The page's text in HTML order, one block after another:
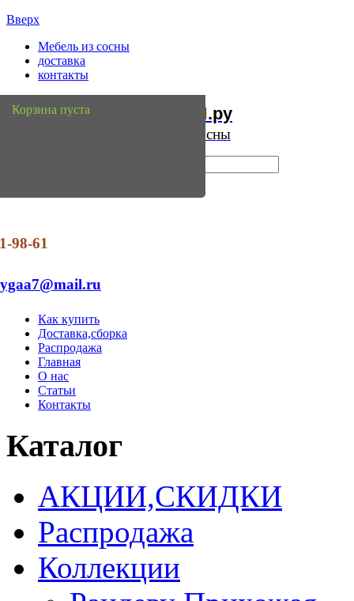
Вверх
Мебель из сосны
доставка
контакты
Мебель Сосны.ру
Интернет магазин мебели из сосны
98-61
Как купить
Доставка,сборка
Распродажа
Главная
О нас
Статьи
Контакты
Корзина пуста
Каталог
АКЦИИ,СКИДКИ
Распродажа
Коллекции